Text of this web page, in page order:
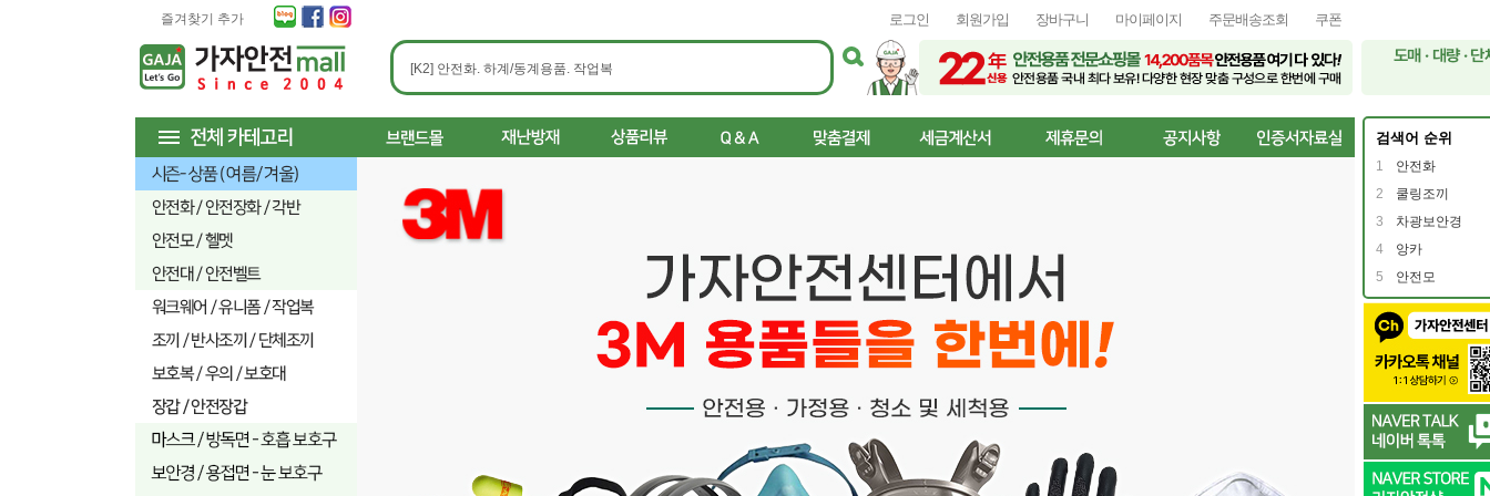
검색어 순위
1
안전화
2
쿨링조끼
3
차광보안경
4
앙카
5
안전모
즐겨찾기 추가 로그인 회원가입 장바구니 마이페이지 주문배송조회 쿠폰